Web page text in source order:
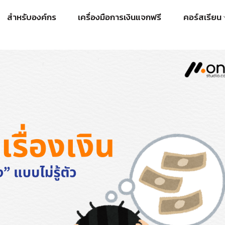
สำหรับองค์กร เครื่องมือการเงินแจกฟรี คอร์สเรียน